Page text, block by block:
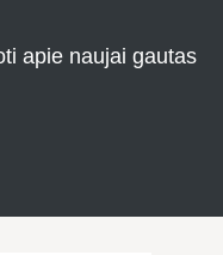
apie naujai gautas